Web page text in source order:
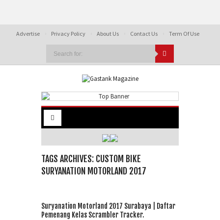
Advertise Privacy Policy About Us Contact Us Term Of Use
TAGS ARCHIVES: CUSTOM BIKE
SURYANATION MOTORLAND 2017
Suryanation Motorland 2017 Surabaya | Daftar
Pemenang Kelas Scrambler Tracker.